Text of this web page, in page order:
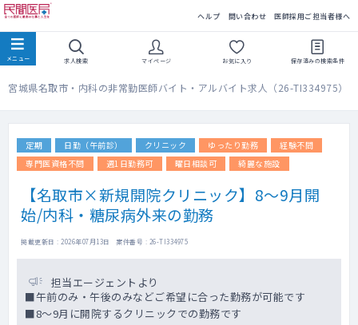
ヘルプ 問い合わせ 医師採用ご担当者様へ
求人検索 マイページ お気に入り 保存済みの検索条件
宮城県名取市・内科の非常勤医師バイト・アルバイト求人（26-TI334975）
定期 日勤（午前診） クリニック ゆったり勤務
経験不問
専門医資格不問
週1日勤務可 曜日相談可 綺麗な施設
【名取市×新規開院クリニック】8～9月開
始/内科・糖尿病外来の勤務
掲載更新日 : 2026年07月13日 案件番号 : 26-TI334975
担当エージェントより
■午前のみ・午後のみなどご希望に合った勤務が可能です
■8～9月に開院するクリニックでの勤務です